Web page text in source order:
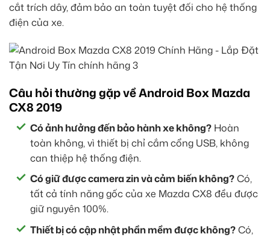
cắt trích dây, đảm bảo an toàn tuyệt đối cho hệ thống
điện của xe.
Câu hỏi thường gặp về Android Box Mazda
CX8 2019
Có ảnh hưởng đến bảo hành xe không? Hoàn
toàn không, vì thiết bị chỉ cắm cổng USB, không
can thiệp hệ thống điện.
Có giữ được camera zin và cảm biến không?Có,
tất cả tính năng gốc của xe Mazda CX8 đều được
giữ nguyên 100%.
Thiết bị có cập nhật phần mềm được không?Có,